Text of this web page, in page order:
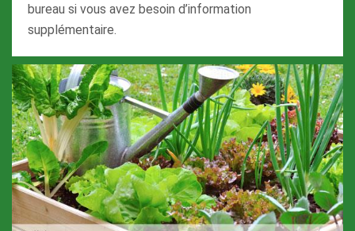
bureau si vous avez besoin d’information
supplémentaire.